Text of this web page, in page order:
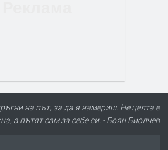
на път, за да я намериш. Не целта е
а пътят сам за себе си. - Боян Биолчев